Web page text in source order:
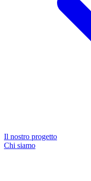
Il nostro progetto
Chi siamo